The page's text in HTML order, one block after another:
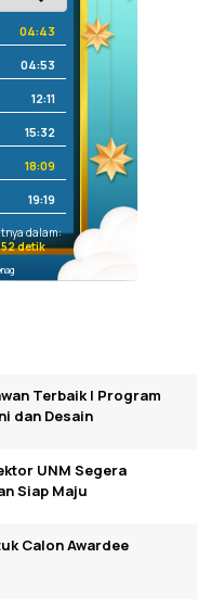
04:43
04:53
12:11
15:32
18:09
19:19
dalam:
detik
Terbaik I Program
dan Desain
UNM Segera
Siap Maju
Calon Awardee